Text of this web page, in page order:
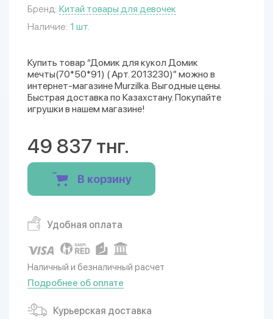
Бренд: Китай товары для девочек
Наличие: 1 шт.
Купить товар “Домик для кукол Домик
мечты(70*50*91) ( Арт. 2013230)” можно в
интернет-магазине Murzilka. Выгодные цены.
Быстрая доставка по Казахстану. Покупайте
игрушки в нашем магазине!
49 837 тнг.
В корзину
Удобная оплата
Наличный и безналичный расчет
Подробнее об оплате
Курьерская доставка